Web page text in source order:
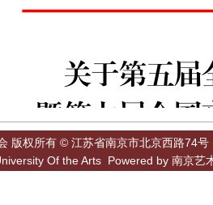
版权所有 © 江苏省南京市北京西路74号
Of the Arts Powered by 南京艺